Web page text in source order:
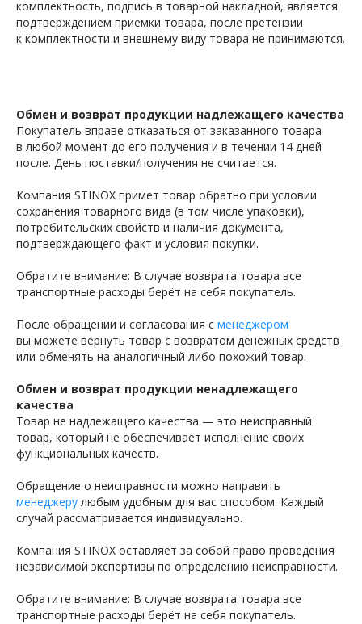
комплектность, подпись в товарной накладной, является
подтверждением приемки товара, после претензии
к комплектности и внешнему виду товара не принимаются.
Обмен и возврат продукции надлежащего качества
Покупатель вправе отказаться от заказанного товара
в любой момент до его получения и в течении 14 дней
после. День поставки/получения не считается.
Компания STINOX примет товар обратно при условии
сохранения товарного вида (в том числе упаковки),
потребительских свойств и наличия документа,
подтверждающего факт и условия покупки.
Обратите внимание: В случае возврата товара все
транспортные расходы берёт на себя покупатель.
После обращении и согласования с менеджером
вы можете вернуть товар с возвратом денежных средств
или обменять на аналогичный либо похожий товар.
Обмен и возврат продукции ненадлежащего
качества
Товар не надлежащего качества — это неисправный
товар, который не обеспечивает исполнение своих
функциональных качеств.
Обращение о неисправности можно направить
менеджеру любым удобным для вас способом. Каждый
случай рассматривается индивидуально.
Компания STINOX оставляет за собой право проведения
независимой экспертизы по определению неисправности.
Обратите внимание: В случае возврата товара все
транспортные расходы берёт на себя покупатель.